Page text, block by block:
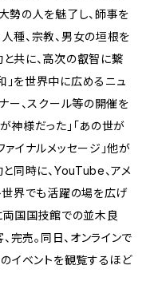
勢の人を魅了し、師事を
種、宗教、男女の垣根を
共に、高次の叡智に繋
」を世界中に広めるニュ
ー、スクール等の開催を
神様だった」「あの世が
ァイナルメッセージ」他が
同時に、YouTube、アメ
世界でも活躍の場を広げ
両国国技館での並木良
売。同日、オンラインで
イベントを観覧するほど